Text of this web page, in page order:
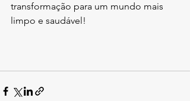
transformação para um mundo mais
limpo e saudável!